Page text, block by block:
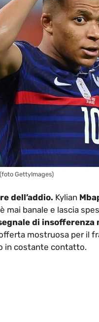
GettyImages)
dell’addio. Kylian
mai banale e lascia
di insofferenza
mostruosa per il
in costante contatto.